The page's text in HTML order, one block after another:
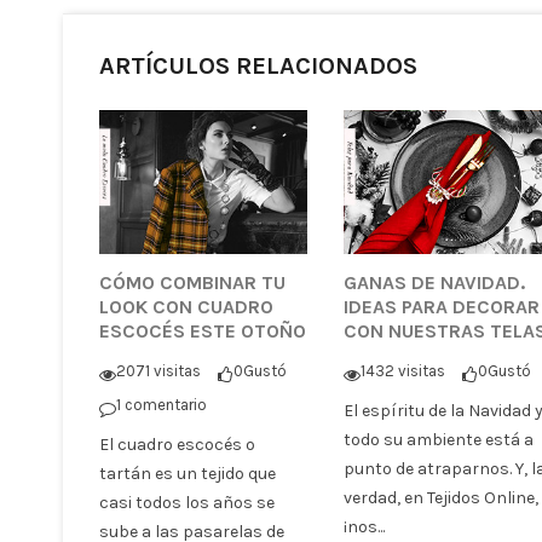
ARTÍCULOS RELACIONADOS
CÓMO COMBINAR TU
LOOK CON CUADRO
ESCOCÉS ESTE OTOÑO
2071 visitas 0Gustó
1 comentario
El cuadro escocés o
tartán es un tejido que
casi todos los años se
sube a las pasarelas de
GANAS DE NAVIDAD.
IDEAS PARA DECORAR
CON NUESTRAS
1432 visitas 0Gustó
El espíritu de la Navidad y
todo su ambiente está a
punto de atraparnos. Y,
verdad, en Tejidos Online,
¡nos...